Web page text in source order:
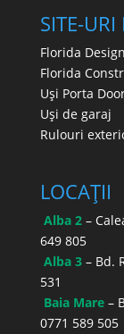
SITE-
Florida
Florida
Uși Porta
Uși de garaj
Rulouri
LOCAȚII
Alba 2–
649 805
Alba 3– Bd.
531
Baia Mare–
0771 589 505